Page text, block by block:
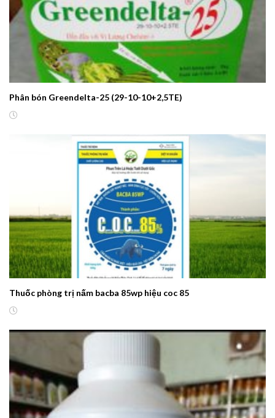
Phân bón Greendelta-25 (29-10-10+2,5TE)
Thuốc phòng trị nấm bacba 85wp hiệu coc 85